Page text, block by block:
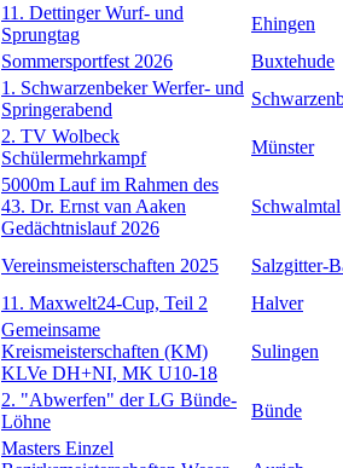
11. Dettinger Wurf- und
Sprungtag
Ehingen
Sommersportfest 2026
Buxtehude
1. Schwarzenbeker Werfer- und
Springerabend
2. TV Wolbeck
Schülermehrkampf
Münster
5000m Lauf im Rahmen des
43. Dr. Ernst van Aaken
Gedächtnislauf 2026
Schwalmtal
Vereinsmeisterschaften 2025
Salzgitter-
11. Maxwelt24-Cup, Teil 2 Halver
Gemeinsame
Kreismeisterschaften (KM)
KLVe DH+NI, MK U10-18
Sulingen
2. "Abwerfen" der LG Bünde-
Löhne
Bünde
Masters Einzel